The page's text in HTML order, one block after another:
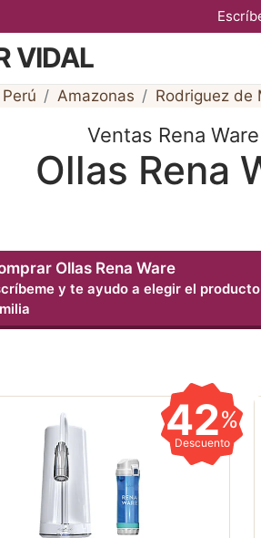
VIDAL
Perú Amazonas Rodriguez de
Ventas Rena
Ollas Rena
Ollas Rena Ware
y te ayudo a elegir el
42%
Descuento